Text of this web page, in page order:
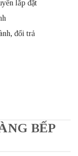
lắp đặt
đổi trả
BẾP